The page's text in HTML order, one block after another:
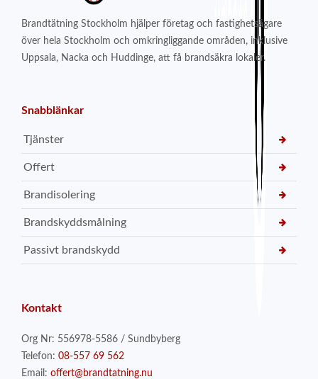
Brandtätning Stockholm hjälper företag och fastighetsägare
över hela Stockholm och omkringliggande områden, inklusive
Uppsala, Nacka och Huddinge, att få brandsäkra lokaler.
Snabblänkar
Tjänster
Offert
Brandisolering
Brandskyddsmålning
Passivt brandskydd
Kontakt
Org Nr: 556978-5586 / Sundbyberg
Telefon: 08-557 69 562
Email: offert@brandtatning.nu